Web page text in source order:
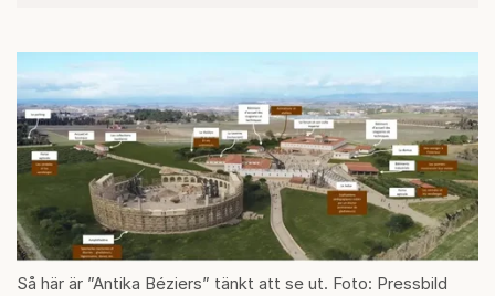
Så här är ”Antika Béziers” tänkt att se ut. Foto: Pressbild